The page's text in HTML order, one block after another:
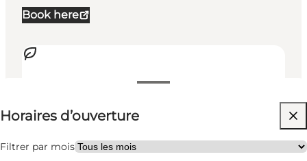
Book here
Voir les horaires d’ouverture
Horaires d’ouverture
Filtrer par mois
rooms